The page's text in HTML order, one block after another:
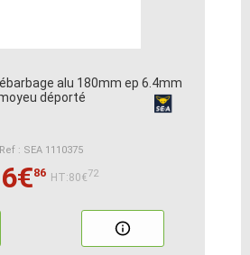
alu 180mm ep 6.4mm
déporté
Ref : SEA 1110375
86 HT:80€72